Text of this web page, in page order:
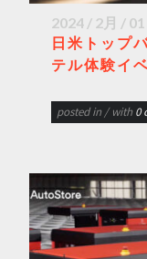
2024 / 2月 / 01
日米トップ
テル体験イ
posted in / with 0